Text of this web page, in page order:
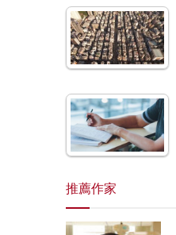
推薦作家